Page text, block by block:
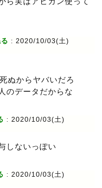
: 2020/10/03(土)
ぬからヤバいだろ
のデータだからな
: 2020/10/03(土)
しないっぽい
: 2020/10/03(土)